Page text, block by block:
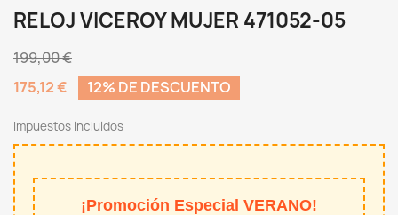
RELOJ VICEROY MUJER 471052-05
199,00 €
175,12 €
12% DE DESCUENTO
Impuestos incluidos
¡Promoción Especial VERANO!